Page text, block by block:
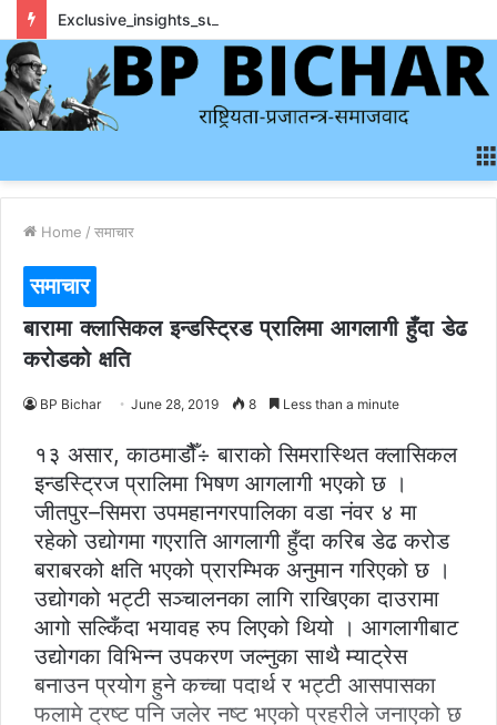
Home / समाचार
समाचार
बारामा क्लासिकल इन्डस्ट्रिड प्रालिमा आगलागी हुँदा डेढ
करोडको क्षति
BP Bichar June 28, 2019 8 Less than a minute
१३ असार, काठमाडौैँ÷ बाराको सिमरास्थित क्लासिकल
इन्डस्ट्रिज प्रालिमा भिषण आगलागी भएको छ ।
जीतपुर–सिमरा उपमहानगरपालिका वडा नंवर ४ मा
रहेको उद्योगमा गएराति आगलागी हुँदा करिब डेढ करोड
बराबरको क्षति भएको प्रारम्भिक अनुमान गरिएको छ ।
उद्योगको भट्टी सञ्चालनका लागि राखिएका दाउरामा
आगो सल्किँदा भयावह रुप लिएको थियो । आगलागीबाट
उद्योगका विभिन्न उपकरण जल्नुका साथै म्याट्रेस
बनाउन प्रयोग हुने कच्चा पदार्थ र भट्टी आसपासका
फलामे ट्रष्ट पनि जलेर नष्ट भएको प्रहरीले जनाएको छ